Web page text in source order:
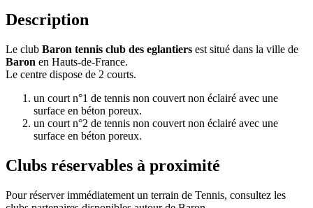
Description
Le club Baron tennis club des eglantiers est situé dans la ville de
Baron en Hauts-de-France.
Le centre dispose de 2 courts.
un court n°1 de tennis non couvert non éclairé avec une
surface en béton poreux.
un court n°2 de tennis non couvert non éclairé avec une
surface en béton poreux.
Clubs réservables à proximité
Pour réserver immédiatement un terrain de Tennis, consultez les